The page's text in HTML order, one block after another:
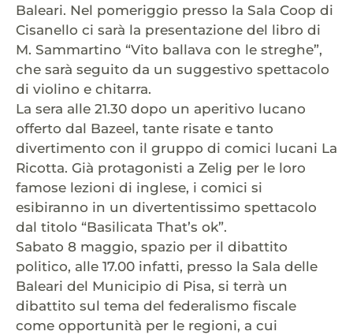
Baleari. Nel pomeriggio presso la Sala Coop di
Cisanello ci sarà la presentazione del libro di
M. Sammartino “Vito ballava con le streghe”,
che sarà seguito da un suggestivo spettacolo
di violino e chitarra.
La sera alle 21.30 dopo un aperitivo lucano
offerto dal Bazeel, tante risate e tanto
divertimento con il gruppo di comici lucani La
Ricotta. Già protagonisti a Zelig per le loro
famose lezioni di inglese, i comici si
esibiranno in un divertentissimo spettacolo
dal titolo “Basilicata That’s ok”.
Sabato 8 maggio, spazio per il dibattito
politico, alle 17.00 infatti, presso la Sala delle
Baleari del Municipio di Pisa, si terrà un
dibattito sul tema del federalismo fiscale
come opportunità per le regioni, a cui